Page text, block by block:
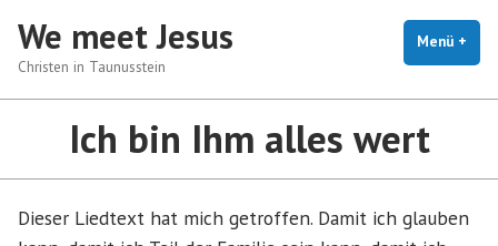
Inhalt
springen
We meet Jesus
Christen in Taunusstein
Menü +
Ich bin Ihm alles wert
Dieser Liedtext hat mich getroffen. Damit ich glauben